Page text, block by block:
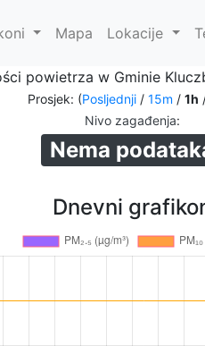
Mapa Lokacije
powietrza w Gminie
Prosjek: (Posljednji/ 15m / 1h
Nivo zagađenja:
Nema
Dnevni